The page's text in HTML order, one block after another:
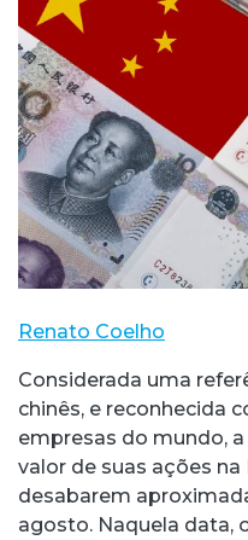
Renato Coelho
Considerada uma
chinês, e reconhecida
empresas do mundo,
valor de suas ações
desabarem
agosto. Naquela data,